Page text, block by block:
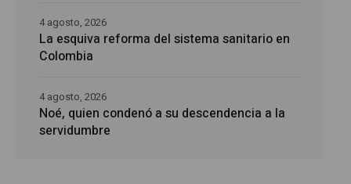
La esquiva reforma del sistema sanitario en
Colombia
4 agosto, 2026
Noé, quien condenó a su descendencia a la
servidumbre
4 agosto, 2026